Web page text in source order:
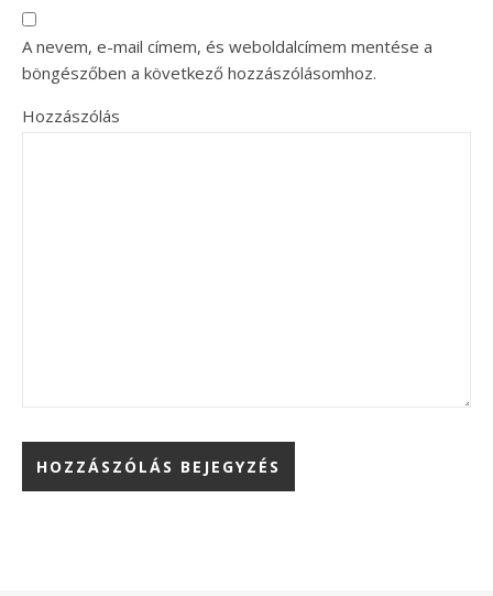
A nevem, e-mail címem, és weboldalcímem mentése a
böngészőben a következő hozzászólásomhoz.
Hozzászólás